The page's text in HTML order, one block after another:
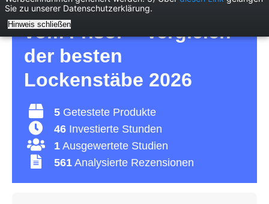
traumhafte Locken wie
vom Frisör – Vergleich
der besten
Lockenstäbe 2026
5 Getestete Produkte
46 Investierte Stunden
1 Ausgewertete Studien
561 Analysierte Rezensionen
Sie zu unserer Datenschutzerklärung.
Hinweis schließen